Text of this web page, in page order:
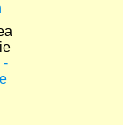
-